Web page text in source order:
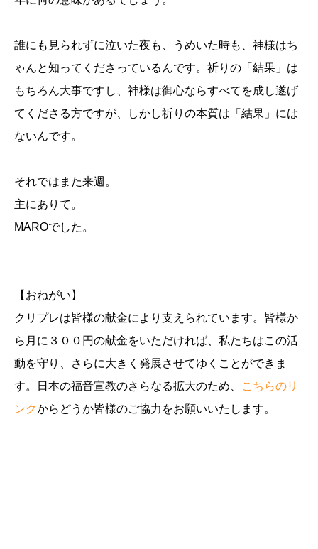
誰にも見られずに泣いた夜も、うめいた時も、神様はち
ゃんと知ってくださっているんです。祈りの「結果」は
もちろん大事ですし、神様は御心ならすべてを成し遂げ
てくださる方ですが、しかし祈りの本質は「結果」には
ないんです。
それではまた来週。
主にありて。
MAROでした。
【おねがい】
クリプレは皆様の献金により支えられています。皆様か
ら月に３００円の献金をいただければ、私たちはこの活
動を守り、さらに大きく発展させてゆくことができま
す。日本の福音宣教のさらなる拡大のため、
こちらのリ
ンクからどうか皆様のご協力をお願いいたします。